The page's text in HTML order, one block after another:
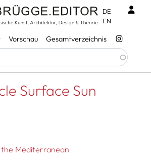
Vorschau Gesamtverzeichnis
DE
EN
Circle Surface Sun
Surface Sun
Mediterranean